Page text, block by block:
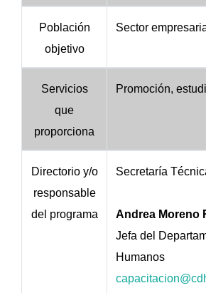
Población
objetivo
Sector
Servicios
que
proporciona
Promoción,
Directorio y/o
responsable
del programa
Secretaría
Andrea Moreno
Jefa del
Humanos